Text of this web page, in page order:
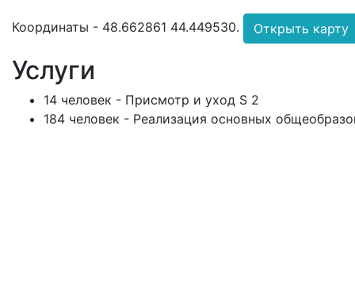
Координаты - 48.662861 44.449530. Открыть карту
Услуги
14 человек - Присмотр и уход S 2
184 человек - Реализация основных